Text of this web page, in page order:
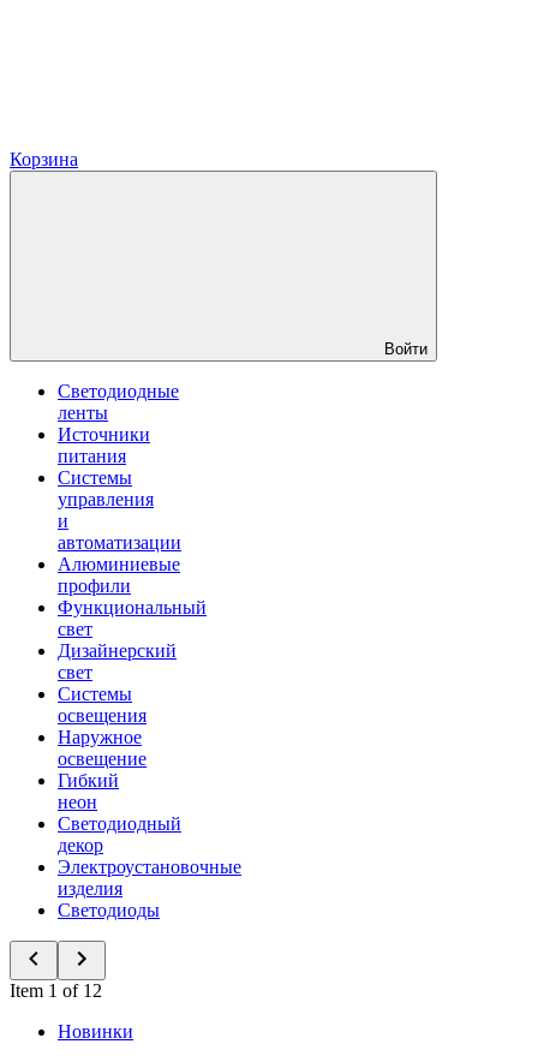
Корзина
Войти
Светодиодные
ленты
Источники
питания
Системы
управления
и
автоматизации
Алюминиевые
профили
Функциональный
свет
Дизайнерский
свет
Системы
освещения
Наружное
освещение
Гибкий
неон
Светодиодный
декор
Электроустановочные
изделия
Светодиоды
Item 1 of 12
Новинки